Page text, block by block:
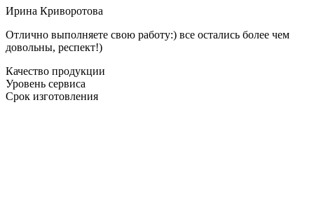
Ирина Криворотова
Отлично выполняете свою работу:) все остались более чем
довольны, респект!)
Качество продукции
Уровень сервиса
Срок изготовления